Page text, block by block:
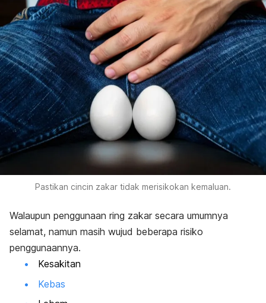
Pastikan cincin zakar tidak merisikokan kemaluan.
Walaupun penggunaan ring zakar secara umumnya
selamat, namun masih wujud beberapa risiko
penggunaannya.
Kesakitan
Kebas